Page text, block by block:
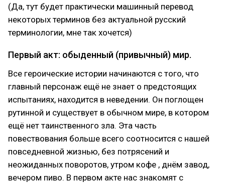
(Да, тут будет практически машинный перевод
некоторых терминов без актуальной русский
терминологии, мне так хочется)
Первый акт: обыденный (привычный) мир.
Все героические истории начинаются с того, что
главный персонаж ещё не знает о предстоящих
испытаниях, находится в неведении. Он поглощен
рутинной и существует в обычном мире, в котором
ещё нет таинственного зла. Эта часть
повествования больше всего соотносится с нашей
повседневной жизнью, без потрясений и
неожиданных поворотов, утром кофе , днём завод,
вечером пиво. В первом акте нас знакомят с